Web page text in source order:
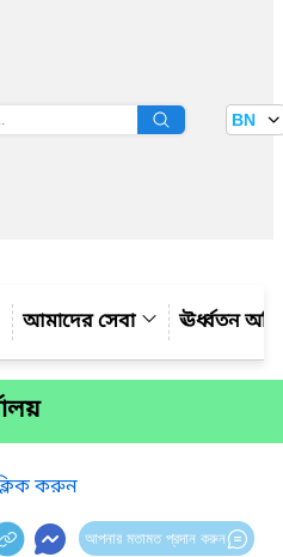
বাতায়ন BN
আমাদের সেবা ঊর্ধ্বতন
করুন
আপনার মতামত প্রদান করুন